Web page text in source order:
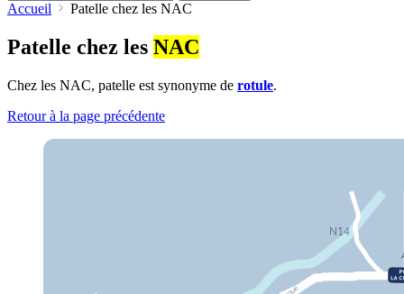
Accueil Patelle chez les NAC
Patelle chez les NAC
Chez les NAC, patelle est synonyme de rotule.
Retour à la page précédente